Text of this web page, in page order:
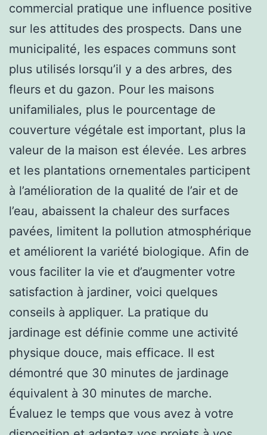
commercial pratique une influence positive
sur les attitudes des prospects. Dans une
municipalité, les espaces communs sont
plus utilisés lorsqu’il y a des arbres, des
fleurs et du gazon. Pour les maisons
unifamiliales, plus le pourcentage de
couverture végétale est important, plus la
valeur de la maison est élevée. Les arbres
et les plantations ornementales participent
à l’amélioration de la qualité de l’air et de
l’eau, abaissent la chaleur des surfaces
pavées, limitent la pollution atmosphérique
et améliorent la variété biologique. Afin de
vous faciliter la vie et d’augmenter votre
satisfaction à jardiner, voici quelques
conseils à appliquer. La pratique du
jardinage est définie comme une activité
physique douce, mais efficace. Il est
démontré que 30 minutes de jardinage
équivalent à 30 minutes de marche.
Évaluez le temps que vous avez à votre